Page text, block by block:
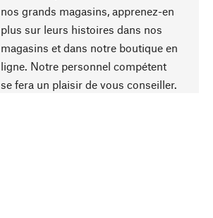
nos grands magasins, apprenez-en
plus sur leurs histoires dans nos
magasins et dans notre boutique en
ligne. Notre personnel compétent
se fera un plaisir de vous conseiller.